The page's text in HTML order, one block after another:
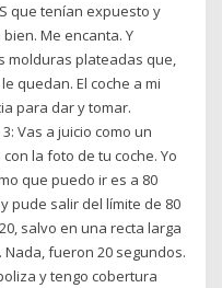
que tenían expuesto y
Me encanta. Y
molduras plateadas que,
quedan. El coche a mi
para dar y tomar.
Vas a juicio como un
la foto de tu coche. Yo
que puedo ir es a 80
pude salir del límite de 80
salvo en una recta larga
fueron 20 segundos.
y tengo cobertura